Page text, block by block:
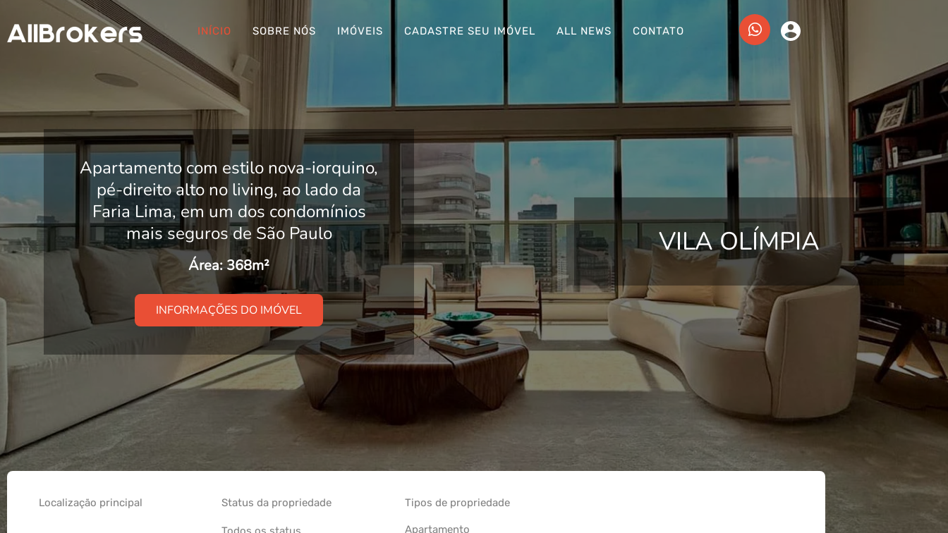
INÍCIO SOBRE NÓS IMÓVEIS CADASTRE SEU IMÓVEL ALL NEWS CONTATO
Apartamento com estilo nova-iorquino,
pé-direito alto no living, ao lado da
Faria Lima, em um dos condomínios
mais seguros de São Paulo
Área: 368m²
INFORMAÇÕES DO IMÓVEL
VILA OLÍMPIA
Localização principal Status da propriedade Tipos de propriedade